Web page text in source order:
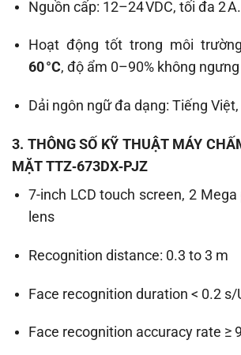
Nguồn cấp: 12–24 VDC, tối đa 2 A.
Hoạt động tốt trong môi
60 °C, độ ẩm 0–90% không
Dải ngôn ngữ đa dạng: Tiếng
3. THÔNG SỐ KỸ THUẬT MÁY
MẶT TTZ‑673DX‑PJZ
7-inch LCD touch screen, 2
lens
Recognition distance: 0.3 to 3 m
Face recognition duration < 0.2 s/
Face recognition accuracy rate ≥